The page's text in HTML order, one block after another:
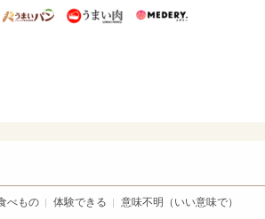
ー特集
うまいめし うまいパン うまい肉
べもの 体験できる 意味不明（いい意味で）